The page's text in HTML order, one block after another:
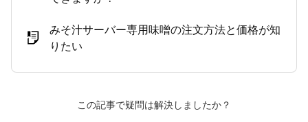
この記事で疑問は解決しましたか？
みそ汁サーバー専用味噌の注文方法と価格が知
りたい